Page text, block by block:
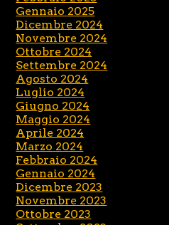
Gennaio 2025
Dicembre 2024
Novembre 2024
Ottobre 2024
Settembre 2024
Agosto 2024
Luglio 2024
Giugno 2024
Maggio 2024
Aprile 2024
Marzo 2024
Febbraio 2024
Gennaio 2024
Dicembre 2023
Novembre 2023
Ottobre 2023